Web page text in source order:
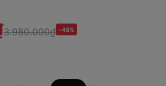
3.980.000₫ -48%